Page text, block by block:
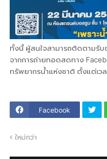
ทั้งนี้ ผู้สนใจสามารถติดตามรั
จากการถ่ายทอดสดทาง
ทรัพยากรน้ำแห่งชาติ ตั้งแต่เว
Facebook
ใหม่กว่า